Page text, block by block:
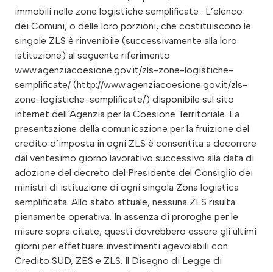
immobili nelle zone logistiche semplificate . L’elenco
dei Comuni, o delle loro porzioni, che costituiscono le
singole ZLS è rinvenibile (successivamente alla loro
istituzione) al seguente riferimento
www.agenziacoesione.gov.it/zls-zone-logistiche-
semplificate/ (http://www.agenziacoesione.gov.it/zls-
zone-logistiche-semplificate/) disponibile sul sito
internet dell’Agenzia per la Coesione Territoriale. La
presentazione della comunicazione per la fruizione del
credito d’imposta in ogni ZLS è consentita a decorrere
dal ventesimo giorno lavorativo successivo alla data di
adozione del decreto del Presidente del Consiglio dei
ministri di istituzione di ogni singola Zona logistica
semplificata. Allo stato attuale, nessuna ZLS risulta
pienamente operativa. In assenza di proroghe per le
misure sopra citate, questi dovrebbero essere gli ultimi
giorni per effettuare investimenti agevolabili con
Credito SUD, ZES e ZLS. Il Disegno di Legge di